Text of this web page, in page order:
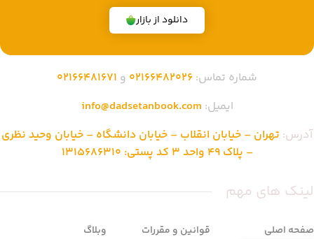
دانلود از بازار
شماره تماس: 02166482026 و 02166481671
ایمیل: info@dadsetanbook.com
آدرس: تهران – خیابان انقلاب – خیابان دانشگاه – خیابان وحید نظری
– پلاک 49 واحد 3 کد پستی: 1315686310
لینک های مهم
صفحه اصلی
قوانین و مقررات
وبلاگ